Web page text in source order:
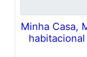
Minha Casa,